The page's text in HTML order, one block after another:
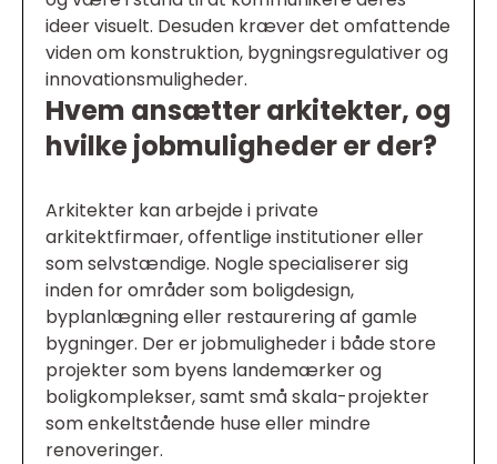
ideer visuelt. Desuden kræver det omfattende
viden om konstruktion, bygningsregulativer og
innovationsmuligheder.
Hvem ansætter arkitekter, og
hvilke jobmuligheder er der?
Arkitekter kan arbejde i private
arkitektfirmaer, offentlige institutioner eller
som selvstændige. Nogle specialiserer sig
inden for områder som boligdesign,
byplanlægning eller restaurering af gamle
bygninger. Der er jobmuligheder i både store
projekter som byens landemærker og
boligkomplekser, samt små skala-projekter
som enkeltstående huse eller mindre
renoveringer.